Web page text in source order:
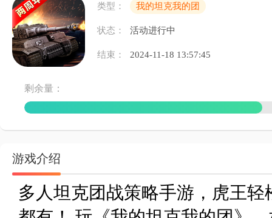
类型： 我的坦克我的团
状态： 活动进行中
结束： 2024-11-18 13:57:45
剩余量：
游戏介绍
多人坦克团战策略手游，虎王